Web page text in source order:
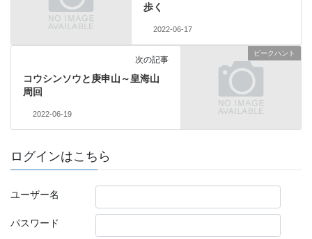
歩く
2022-06-17
ピークハント
次の記事
コウシンソウと庚申山～皇海山
周回
2022-06-19
ログインはこちら
ユーザー名
パスワード